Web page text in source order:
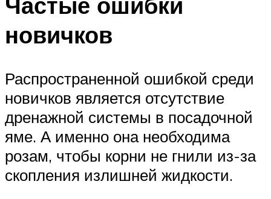
новичков
Распространенной ошибкой среди
новичков является отсутствие
дренажной системы в посадочной
яме. А именно она необходима
розам, чтобы корни не гнили из-за
скопления излишней жидкости.